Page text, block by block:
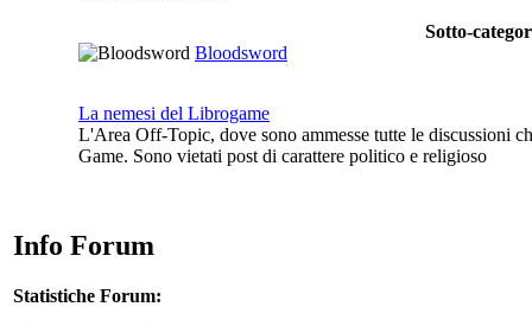
Sotto-
Bloodsword
La nemesi del Librogame
L'Area Off-Topic, dove sono ammesse tutte le discussioni
Game. Sono vietati post di carattere politico e religioso
Info Forum
Statistiche Forum: